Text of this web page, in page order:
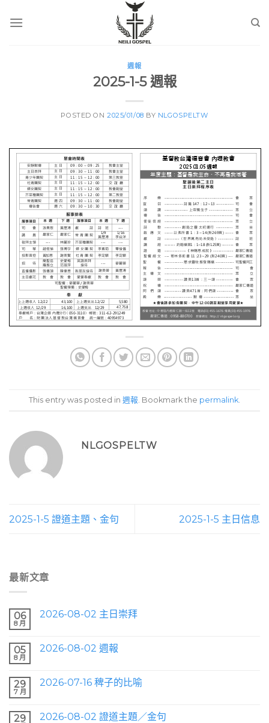
週報
2025-1-5 週報
POSTED ON2025/01/08 BY NLGOSPELTW
This entry was posted in 週報 . Bookmark the permalink
NLGOSPELTW
2025-1-5 證道主題、金句 2025-1-5 主日信息
最新文章
06
8 月
2026-08-02 主日崇拜
05
8 月
2026-08-02 週報
29
7 月
2026-07-16 稗子的比喻
29 2026-08-02 證道主題／金句